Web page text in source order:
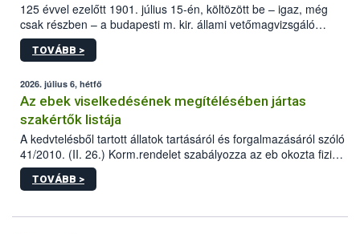
125 évvel ezelőtt 1901. július 15-én, költözött be – igaz, még
csak részben – a budapesti m. kir. állami vetőmagvizsgáló
állomás a Kis Rókus utca 15. szám alatti, Czigler Győző által
tervezett új épületébe.
TOVÁBB >
2026. július 6, hétfő
Az ebek viselkedésének megítélésében jártas
szakértők listája
A kedvtelésből tartott állatok tartásáról és forgalmazásáról szóló
41/2010. (II. 26.) Korm.rendelet szabályozza az eb okozta fizikai
sérülés, illetve ennek veszélye keletkezésekor felmerülő
hatósági feladatokat, valamint a veszélyes eb tartását és annak
vonni az ebek viselkedésének megítélésében jártas szakértőt.
TOVÁBB >